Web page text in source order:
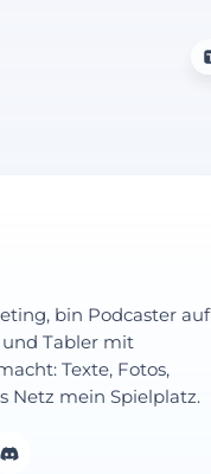
bin Podcaster auf
Tabler mit
Texte, Fotos,
Netz mein Spielplatz.